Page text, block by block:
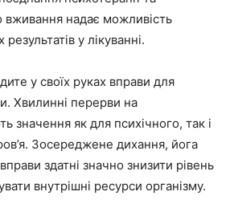
вживання надає можливість
у лікуванні.
у своїх руках вправи для
Хвилинні перерви на
значення як для психічного, так і
Зосереджене дихання, йога
здатні значно знизити рівень
внутрішні ресурси організму.